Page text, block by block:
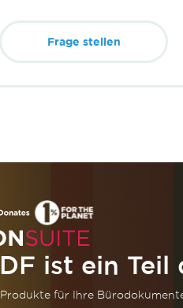
Frage stellen
ist ein Teil
Produkte für Ihre